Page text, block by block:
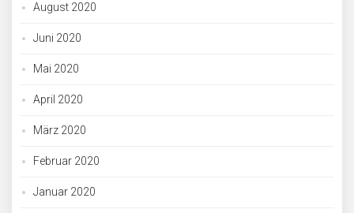
August 2020
Juni 2020
Mai 2020
April 2020
März 2020
Februar 2020
Januar 2020